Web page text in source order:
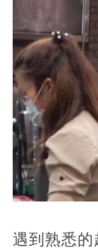
遇到熟悉